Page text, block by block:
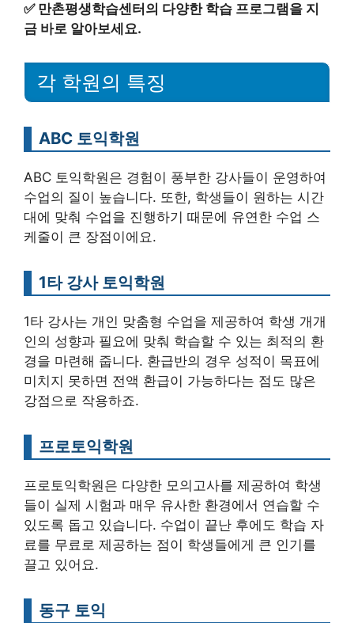
✅ 만촌평생학습센터의 다양한 학습 프로그램을 지
금 바로 알아보세요.
각 학원의 특징
ABC 토익학원
ABC 토익학원은 경험이 풍부한 강사들이 운영하여
수업의 질이 높습니다. 또한, 학생들이 원하는 시간
대에 맞춰 수업을 진행하기 때문에 유연한 수업 스
케줄이 큰 장점이에요.
1타 강사 토익학원
1타 강사는 개인 맞춤형 수업을 제공하여 학생 개개
인의 성향과 필요에 맞춰 학습할 수 있는 최적의 환
경을 마련해 줍니다. 환급반의 경우 성적이 목표에
미치지 못하면 전액 환급이 가능하다는 점도 많은
강점으로 작용하죠.
프로토익학원
프로토익학원은 다양한 모의고사를 제공하여 학생
들이 실제 시험과 매우 유사한 환경에서 연습할 수
있도록 돕고 있습니다. 수업이 끝난 후에도 학습 자
료를 무료로 제공하는 점이 학생들에게 큰 인기를
끌고 있어요.
동구 토익